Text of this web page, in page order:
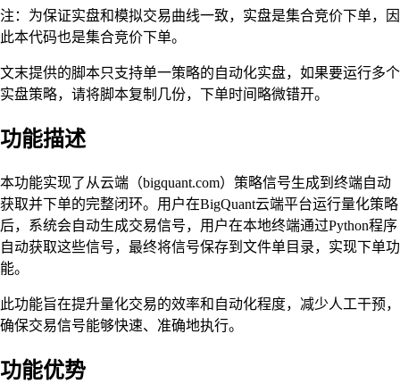
注：为保证实盘和模拟交易曲线一致，实盘是集合竞价下单，因
此本代码也是集合竞价下单。
文末提供的脚本只支持单一策略的自动化实盘，如果要运行多个
实盘策略，请将脚本复制几份，下单时间略微错开。
功能描述
本功能实现了从云端（bigquant.com）策略信号生成到终端自动
获取并下单的完整闭环。用户在BigQuant云端平台运行量化策略
后，系统会自动生成交易信号，用户在本地终端通过Python程序
自动获取这些信号，最终将信号保存到文件单目录，实现下单功
能。
此功能旨在提升量化交易的效率和自动化程度，减少人工干预，
确保交易信号能够快速、准确地执行。
功能优势